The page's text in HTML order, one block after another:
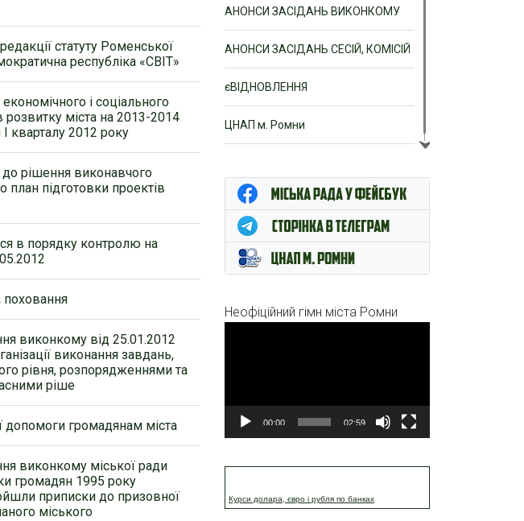
статуту Роменської
республіка «СВІТ»
і соціального
розвитку міста на 2013-2014
кварталу 2012 року
рішення виконавчого
план підготовки проектів
в порядку контролю на
виконкому від 25.01.2012
виконання завдань,
рівня, розпорядженнями та
ріше
допомоги громадянам міста
виконкому міської ради
громадян 1995 року
приписки до призовної
міського
АНОНСИ ЗАСІДАНЬ ВИКОНКОМУ
АНОНСИ ЗАСІДАНЬ СЕСІЙ, КОМІСІЙ
єВІДНОВЛЕННЯ
ЦНАП м. Ромни
Неофіційний гімн міста Ромни
00:00 02:59
Курси долара, євро і рубля по банках